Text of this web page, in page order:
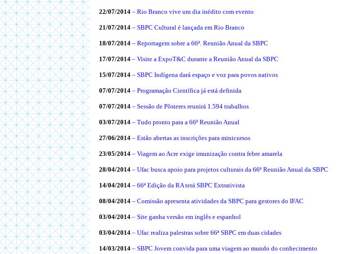
22/07/2014 – Rio Branco vive um dia inédito com evento
21/07/2014 – SBPC Cultural é lançada em Rio Branco
18/07/2014 – Reportagem sobre a 66ª. Reunião Anual da SBPC
17/07/2014 – Visite a ExpoT&C durante a Reunião Anual da SBPC
15/07/2014 – SBPC Indígena dará espaço e voz para povos nativos
07/07/2014 – Programação Científica já está definida
07/07/2014 – Sessão de Pôsteres reunirá 1.594 trabalhos
03/07/2014 – Tudo pronto para a 66ª Reunião Anual
27/06/2014 – Estão abertas as inscrições para minicursos
23/05/2014 – Viagem ao Acre exige imunização contra febre amarela
28/04/2014 – Ufac busca apoio para projetos culturais da 66ª Reunião Anual da SBPC
14/04/2014 – 66ª Edição da RA terá SBPC Extrativista
08/04/2014 – Comissão apresenta atividades da SBPC para gestores do IFAC
03/04/2014 – Site ganha versão em inglês e espanhol
03/04/2014 – Ufac realiza palestras sobre 66ª SBPC em duas cidades
14/03/2014 – SBPC Jovem convida para uma viagem ao mundo do conhecimento